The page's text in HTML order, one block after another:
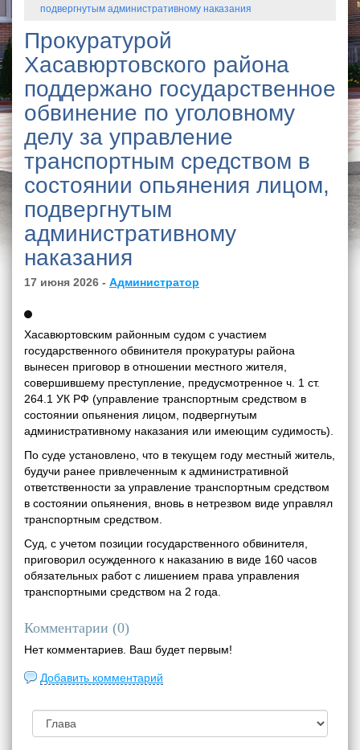
подвергнутым административному наказания
Прокуратурой
Хасавюртовского района
поддержано государственное
обвинение по уголовному
делу за управление
транспортным средством в
состоянии опьянения лицом,
подвергнутым
административному
наказания
17 июня 2026 - Администратор
Хасавюртовским районным судом с участием
государственного обвинителя прокуратуры района
вынесен приговор в отношении местного жителя,
совершившему преступление, предусмотренное ч. 1 ст.
264.1 УК РФ (управление транспортным средством в
состоянии опьянения лицом, подвергнутым
административному наказания или имеющим судимость).
По суде установлено, что в текущем году местный житель,
будучи ранее привлеченным к административной
ответственности за управление транспортным средством
в состоянии опьянения, вновь в нетрезвом виде управлял
транспортным средством.
Суд, с учетом позиции государственного обвинителя,
приговорил осужденного к наказанию в виде 160 часов
обязательных работ с лишением права управления
транспортными средством на 2 года.
Комментарии (0)
Нет комментариев. Ваш будет первым!
Добавить комментарий